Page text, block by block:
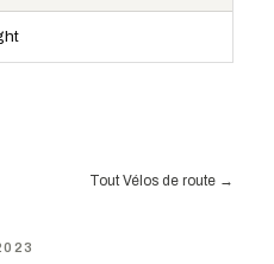
Tout Vélos de route →